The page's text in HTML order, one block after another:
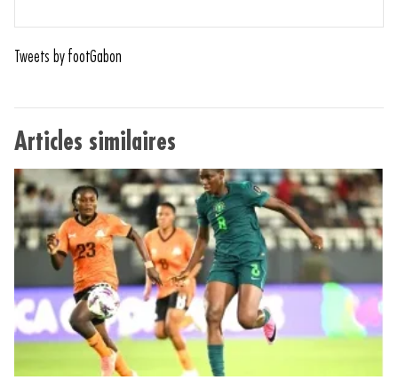
Tweets by footGabon
Articles similaires